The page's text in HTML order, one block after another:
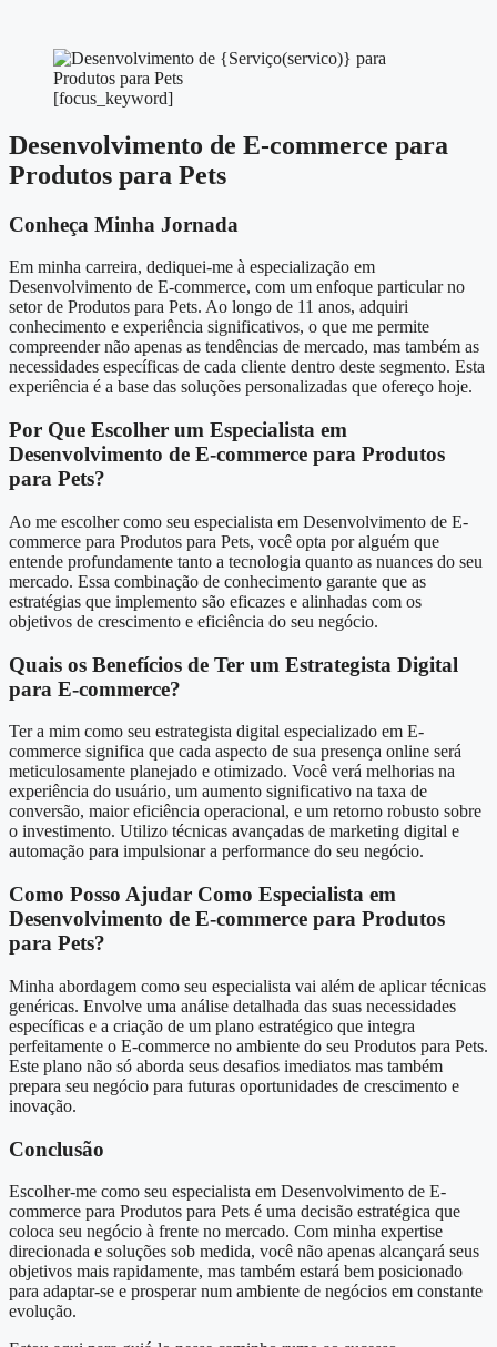
[focus_keyword]
Desenvolvimento de E-commerce para
Produtos para Pets
Conheça Minha Jornada
Em minha carreira, dediquei-me à especialização em
Desenvolvimento de E-commerce, com um enfoque particular no
setor de Produtos para Pets. Ao longo de 11 anos, adquiri
conhecimento e experiência significativos, o que me permite
compreender não apenas as tendências de mercado, mas também as
necessidades específicas de cada cliente dentro deste segmento. Esta
experiência é a base das soluções personalizadas que ofereço hoje.
Por Que Escolher um Especialista em
Desenvolvimento de E-commerce para Produtos
para Pets?
Ao me escolher como seu especialista em Desenvolvimento de E-
commerce para Produtos para Pets, você opta por alguém que
entende profundamente tanto a tecnologia quanto as nuances do seu
mercado. Essa combinação de conhecimento garante que as
estratégias que implemento são eficazes e alinhadas com os
objetivos de crescimento e eficiência do seu negócio.
Quais os Benefícios de Ter um Estrategista Digital
para E-commerce?
Ter a mim como seu estrategista digital especializado em E-
commerce significa que cada aspecto de sua presença online será
meticulosamente planejado e otimizado. Você verá melhorias na
experiência do usuário, um aumento significativo na taxa de
conversão, maior eficiência operacional, e um retorno robusto sobre
o investimento. Utilizo técnicas avançadas de marketing digital e
automação para impulsionar a performance do seu negócio.
Como Posso Ajudar Como Especialista em
Desenvolvimento de E-commerce para Produtos
para Pets?
Minha abordagem como seu especialista vai além de aplicar técnicas
genéricas. Envolve uma análise detalhada das suas necessidades
específicas e a criação de um plano estratégico que integra
perfeitamente o E-commerce no ambiente do seu Produtos para Pets.
Este plano não só aborda seus desafios imediatos mas também
prepara seu negócio para futuras oportunidades de crescimento e
inovação.
Conclusão
Escolher-me como seu especialista em Desenvolvimento de E-
commerce para Produtos para Pets é uma decisão estratégica que
coloca seu negócio à frente no mercado. Com minha expertise
direcionada e soluções sob medida, você não apenas alcançará seus
objetivos mais rapidamente, mas também estará bem posicionado
para adaptar-se e prosperar num ambiente de negócios em constante
evolução.